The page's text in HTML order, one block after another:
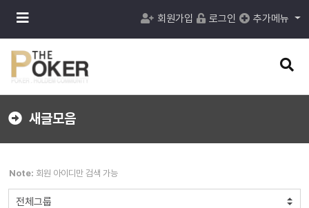
메
튼
회원가입 로그인 추가메뉴
검
버
새글모음
Note: 회원 아이디만 검색 가능